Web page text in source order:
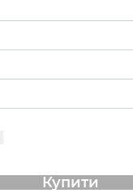
Купити